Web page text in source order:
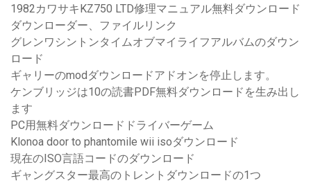
1982カワサキKZ750 LTD修理マニュアル無料ダウンロード
ダウンローダー、ファイルリンク
グレンワシントンタイムオブマイライフアルバムのダウン
ロード
ギャリーのmodダウンロードアドオンを停止します。
ケンブリッジは10の読書PDF無料ダウンロードを生み出し
ます
PC用無料ダウンロードドライバーゲーム
Klonoa door to phantomile wii isoダウンロード
現在のISO言語コードのダウンロード
ギャングスター最高のトレントダウンロードの1つ